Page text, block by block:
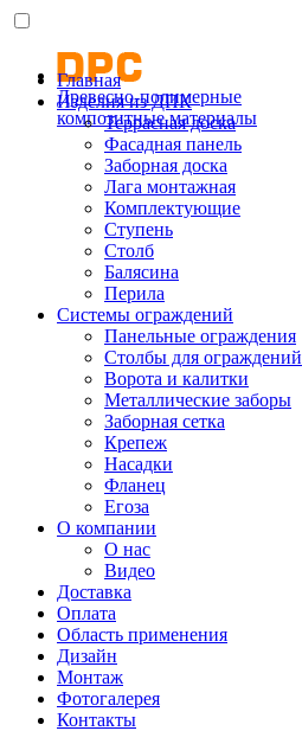
Древесно-полимерные
композитные материалы
Главная
Изделия из ДПК
Террасная доска
Фасадная панель
Заборная доска
Лага монтажная
Комплектующие
Ступень
Столб
Балясина
Перила
Системы ограждений
Панельные ограждения
Столбы для ограждений
Ворота и калитки
Металлические заборы
Заборная сетка
Крепеж
Насадки
Фланец
Егоза
О компании
О нас
Видео
Доставка
Оплата
Область применения
Дизайн
Монтаж
Фотогалерея
Контакты